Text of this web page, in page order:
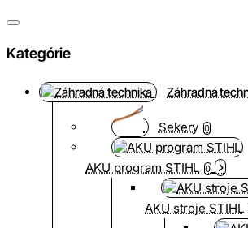
Kategórie
Záhradná
Sekery 0
AKU program STIHL 0
AKU stroje STIHL